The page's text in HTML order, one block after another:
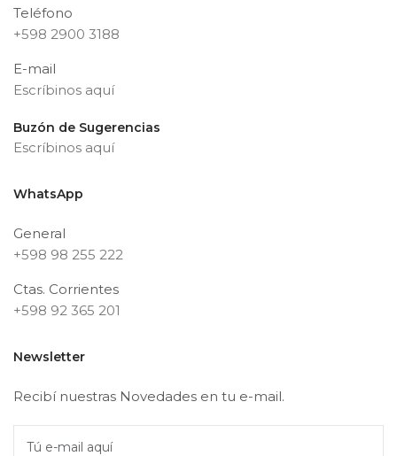
Teléfono
+598 2900 3188
E-mail
Escríbinos aquí
Buzón de Sugerencias
Escríbinos aquí
WhatsApp
General
+598 98 255 222
Ctas. Corrientes
+598 92 365 201
Newsletter
Recibí nuestras Novedades en tu e-mail.
Tú e-mail aquí